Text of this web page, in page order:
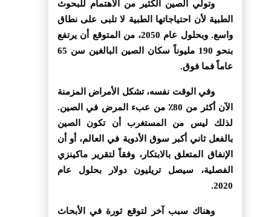
وتولي الصين الكثير من الاهتمام للبحوث
الطبية لأن احتياجاتها الطبية لا تلبى على نطاق
واسع. وبحلول عام 2050، من المتوقع أن يرتفع
بنحو 190 مليوناً سكان الصين البالغين سن 65
عاماً فما فوق.
وفي الوقت نفسه، تشكل الأمراض المزمنة
الآن أكثر من 80٪ من عبء المرض في الصين.
لذلك ليس من المستغرب أن تكون الصين
بالفعل ثاني أكبر سوق الأدوية في العالم، أو أن
الإنفاق المتعلق بالابتكار، وفقاً لتقرير ماكينزي
الفصلية، سيصل تريليون دولار بحلول عام
2020.
وهناك سبب آخر لتوقع ثورة في الأبحاث